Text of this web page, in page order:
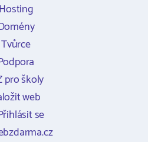
Hosting
Tvůrce
pro školy
web
se